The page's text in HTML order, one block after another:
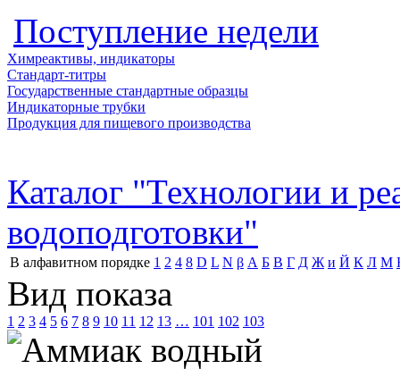
Поступление недели
Химреактивы, индикаторы
Стандарт-титры
Государственные стандартные образцы
Индикаторные трубки
Продукция для пищевого производства
Каталог "Технологии и
водоподготовки"
В алфавитном порядке 1 2 4 8 D L N β А Б В Г Д Ж и Й К Л М
Вид показа
1 2 3 4 5 6 7 8 9 10 11 12 13 … 101 102 103